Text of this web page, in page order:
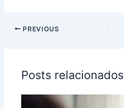
PREVIOUS
Posts relacionados